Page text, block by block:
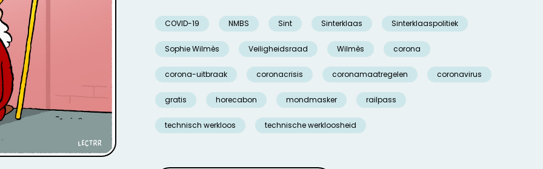
COVID-19 NMBS Sint Sinterklaas Sinterklaaspolitiek
Sophie Wilmès Veiligheidsraad Wilmès corona
corona-uitbraak coronacrisis coronamaatregelen coronavirus
gratis horecabon mondmasker railpass
technisch werkloos technische werkloosheid